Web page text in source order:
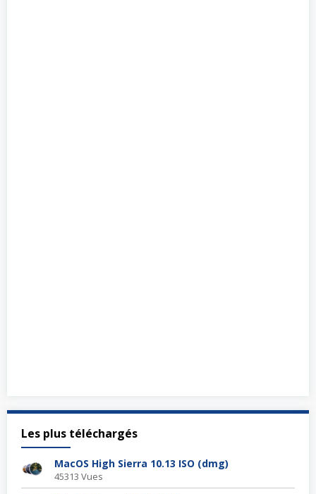
Les plus téléchargés
MacOS High Sierra 10.13 ISO (dmg)
45313 Vues